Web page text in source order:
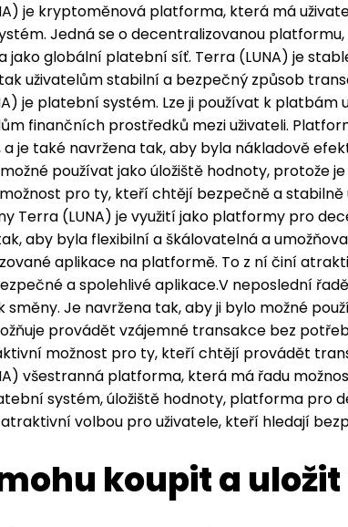
je kryptoměnová platforma, která má
Jedná se o decentralizovanou
jako globální platební síť. Terra (LUNA) je
uživatelům stabilní a bezpečný způsob
je platební systém. Lze ji používat k platbám
finančních prostředků mezi uživateli.
je také navržena tak, aby byla nákladově
používat jako úložiště hodnoty, protože
pro ty, kteří chtějí bezpečně a
Terra (LUNA) je využití jako platformy pro
aby byla flexibilní a škálovatelná a
aplikace na platformě. To z ní činí
a spolehlivé aplikace.V neposlední
směny. Je navržena tak, aby ji bylo možné
provádět vzájemné transakce bez
možnost pro ty, kteří chtějí provádět
všestranná platforma, která má řadu
systém, úložiště hodnoty, platforma pro
volbou pro uživatele, kteří hledají
koupit a uložit